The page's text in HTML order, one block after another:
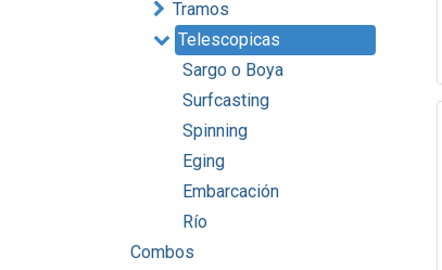
Tramos
Telescopicas
Sargo o Boya
Surfcasting
Spinning
Eging
Embarcación
Río
Combos